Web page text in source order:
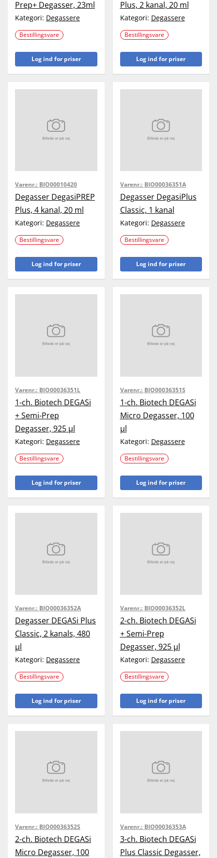
Prep+ Degasser, 23ml
Kategori: Degassere
Bestillingsvare
Log ind for priser
Plus, 2 kanal, 20 ml
Kategori: Degassere
Bestillingsvare
Log ind for priser
Varenr.: BIO00010420
Degasser DegasiPREP
Plus, 4 kanal, 20 ml
Kategori: Degassere
Bestillingsvare
Log ind for priser
Varenr.: BIO00036351A
Degasser DegasiPlus
Classic, 1 kanal
Kategori: Degassere
Bestillingsvare
Log ind for priser
Varenr.: BIO00036351L
1-ch. Biotech DEGASi
+ Semi-Prep
Degasser, 925 µl
Kategori: Degassere
Bestillingsvare
Log ind for priser
Varenr.: BIO00036351S
1-ch. Biotech DEGASi
Micro Degasser, 100
µl
Kategori: Degassere
Bestillingsvare
Log ind for priser
Varenr.: BIO00036352A
Degasser DEGASi Plus
Classic, 2 kanals, 480
µl
Kategori: Degassere
Bestillingsvare
Log ind for priser
Varenr.: BIO00036352L
2-ch. Biotech DEGASi
+ Semi-Prep
Degasser, 925 µl
Kategori: Degassere
Bestillingsvare
Log ind for priser
Varenr.: BIO00036352S
2-ch. Biotech DEGASi
Micro Degasser, 100
Varenr.: BIO00036353A
3-ch. Biotech DEGASi
Plus Classic Degasser,